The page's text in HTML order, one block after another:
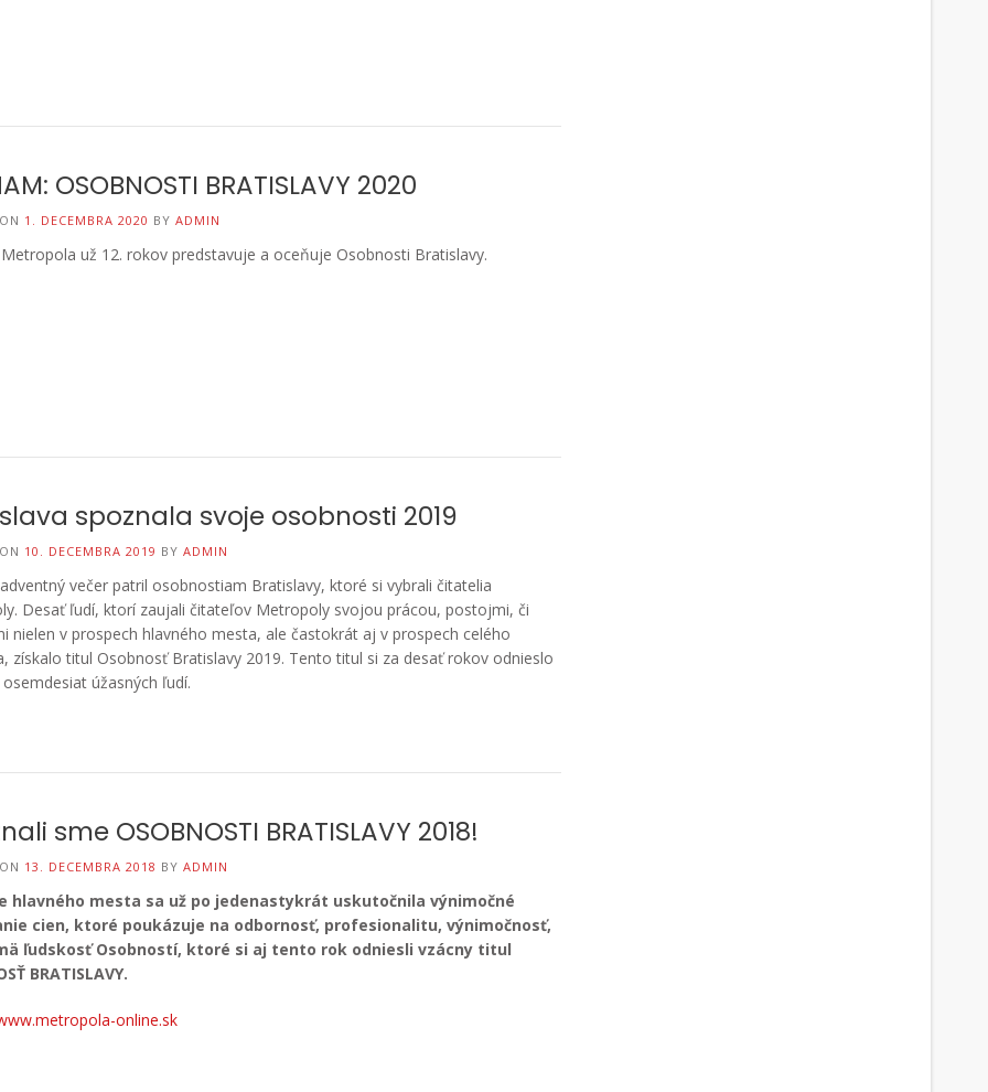
OSOBNOSTI BRATISLAVY 2020
1. DECEMBRA 2020 BY ADMIN
už 12. rokov predstavuje a oceňuje Osobnosti Bratislavy.
spoznala svoje osobnosti 2019
10. DECEMBRA 2019 BY ADMIN
večer patril osobnostiam Bratislavy, ktoré si vybrali čitatelia
Desať ľudí, ktorí zaujali čitateľov Metropoly svojou prácou, postojmi, či
nielen v prospech hlavného mesta, ale častokrát aj v prospech celého
získalo titul Osobnosť Bratislavy 2019. Tento titul si za desať rokov odnieslo
úžasných ľudí.
sme OSOBNOSTI BRATISLAVY 2018!
13. DECEMBRA 2018 BY ADMIN
hlavného mesta sa už po jedenastykrát uskutočnila výnimočné
cien, ktoré poukázuje na odbornosť, profesionalitu, výnimočnosť,
ľudskosť Osobností, ktoré si aj tento rok odniesli vzácny titul
BRATISLAVY.
online.sk